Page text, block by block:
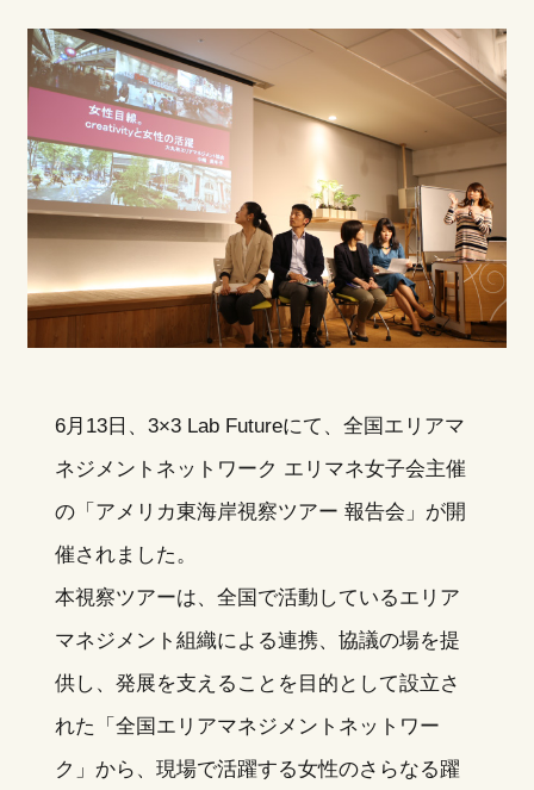
6月13日、3×3 Lab Futureにて、全国エリアマ
ネジメントネットワーク エリマネ女子会主催
の「アメリカ東海岸視察ツアー 報告会」が開
催されました。
本視察ツアーは、全国で活動しているエリア
マネジメント組織による連携、協議の場を提
供し、発展を支えることを目的として設立さ
れた「全国エリアマネジメントネットワー
ク」から、現場で活躍する女性のさらなる躍